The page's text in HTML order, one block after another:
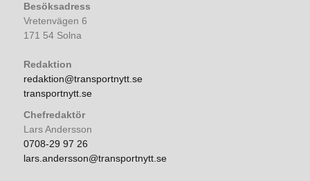
Besöksadress
Vretenvägen 6
171 54 Solna
Redaktion
redaktion@transportnytt.se
transportnytt.se
Chefredaktör
Lars Andersson
0708-29 97 26
lars.andersson@transportnytt.se